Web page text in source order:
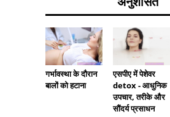
गर्भावस्था के दौरान
बालों को हटाना
एसपीए में पेशेवर
detox - आधुनिक
उपचार, तरीके और
सौंदर्य प्रसाधन